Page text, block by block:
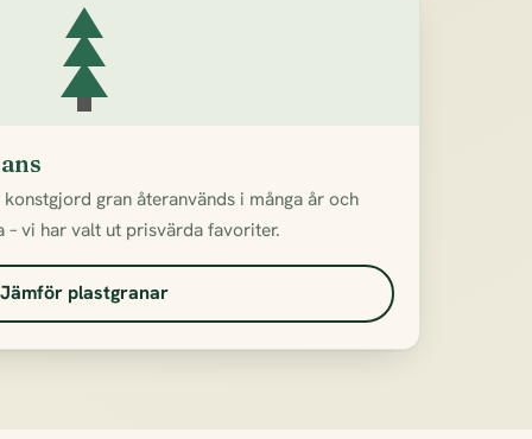
gran återanvänds i många år och
– vi har valt ut prisvärda favoriter.
Jämför plastgranar